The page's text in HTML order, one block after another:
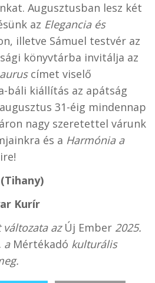
Augusztusban lesz két
az Elegancia és
illetve Sámuel testvér az
könyvtárba invitálja az
címet viselő
báli kiállítás az apátság
31-éig mindennap
nagy szeretettel várunk
és a Harmónia a
Kurír
az Új Ember2025.
a Mértékadó kulturális